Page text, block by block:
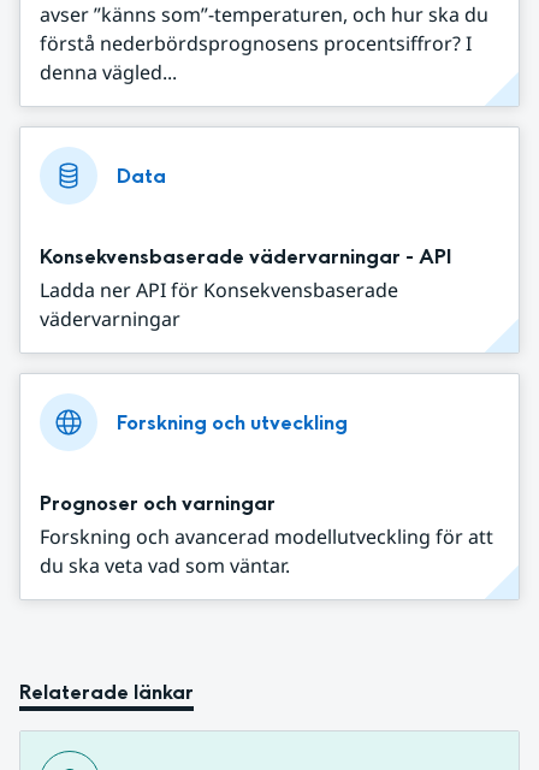
avser ”känns som”-temperaturen, och hur ska du
förstå nederbördsprognosens procentsiffror? I
denna vägled...
Data
Konsekvensbaserade vädervarningar - API
Ladda ner API för Konsekvensbaserade
vädervarningar
Forskning och utveckling
Prognoser och varningar
Forskning och avancerad modellutveckling för att
du ska veta vad som väntar.
Relaterade länkar